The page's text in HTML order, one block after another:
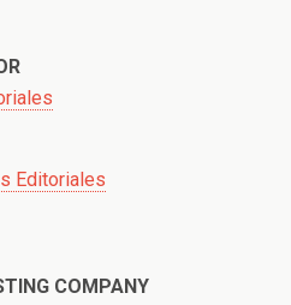
Editoriales
COMPANY